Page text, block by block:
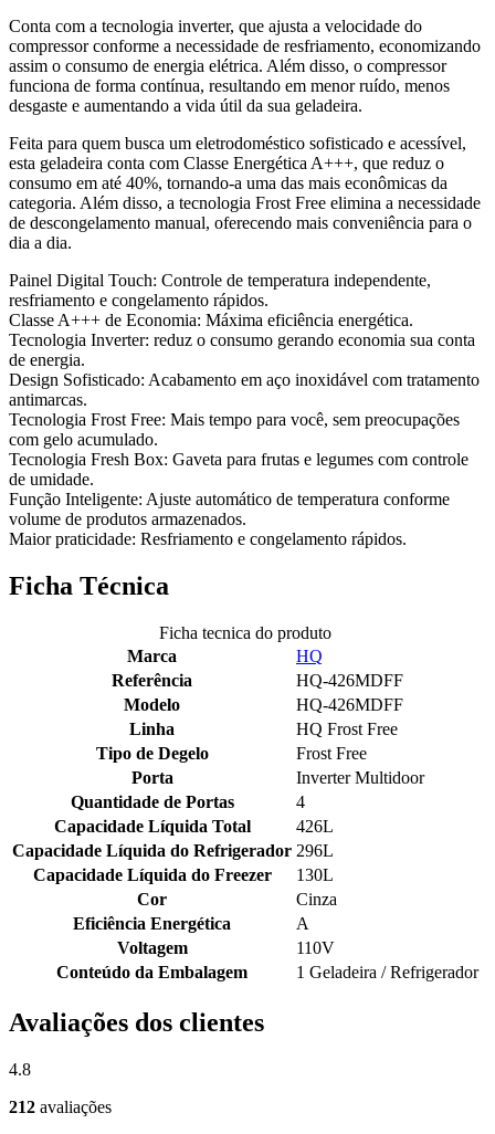
Conta com a tecnologia inverter, que ajusta a velocidade do
compressor conforme a necessidade de resfriamento, economizando
assim o consumo de energia elétrica. Além disso, o compressor
funciona de forma contínua, resultando em menor ruído, menos
desgaste e aumentando a vida útil da sua geladeira.
Feita para quem busca um eletrodoméstico sofisticado e acessível,
esta geladeira conta com Classe Energética A+++, que reduz o
consumo em até 40%, tornando-a uma das mais econômicas da
categoria. Além disso, a tecnologia Frost Free elimina a necessidade
de descongelamento manual, oferecendo mais conveniência para o
dia a dia.
Painel Digital Touch: Controle de temperatura independente,
resfriamento e congelamento rápidos.
Classe A+++ de Economia: Máxima eficiência energética.
Tecnologia Inverter: reduz o consumo gerando economia sua conta
de energia.
Design Sofisticado: Acabamento em aço inoxidável com tratamento
antimarcas.
Tecnologia Frost Free: Mais tempo para você, sem preocupações
com gelo acumulado.
Tecnologia Fresh Box: Gaveta para frutas e legumes com controle
de umidade.
Função Inteligente: Ajuste automático de temperatura conforme
volume de produtos armazenados.
Maior praticidade: Resfriamento e congelamento rápidos.
Ficha Técnica
Ficha tecnica do produto
Marca
HQ
Referência
HQ-426MDFF
Modelo
HQ-426MDFF
Linha
HQ Frost Free
Tipo de Degelo
Frost Free
Porta
Inverter Multidoor
Quantidade de Portas
4
Capacidade Líquida Total
426L
Capacidade Líquida do Refrigerador 296L
Capacidade Líquida do Freezer
130L
Cor
Cinza
Eficiência Energética
A
Voltagem
110V
Conteúdo da Embalagem
1 Geladeira / Refrigerador
Avaliações dos clientes
4.8
212 avaliações